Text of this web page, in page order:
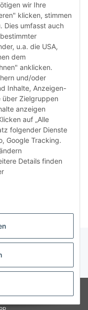
dass
wir Ihre
klicken, stimmen
Dies umfasst auch
u.a. die USA,
dem
anklicken.
und/oder
Inhalte, Anzeigen-
über Zielgruppen
anzeigen
auf „Alle
folgender Dienste
Google Tracking.
Details finden